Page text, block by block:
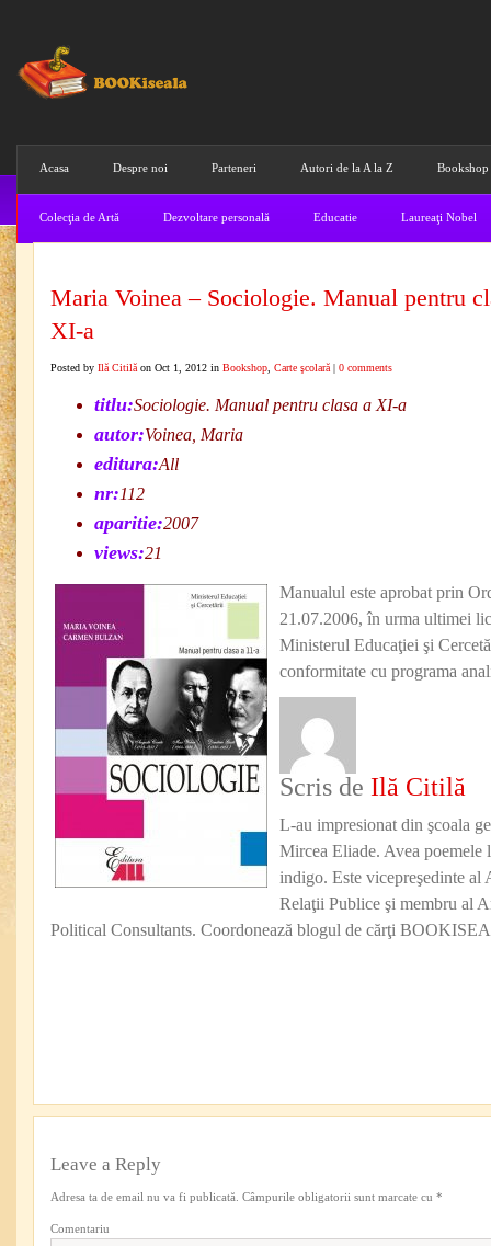
Acasa Despre noi Parteneri Autori de la A la Z Bookshop
Colecţia de Artă Dezvoltare personală Educatie Laureaţi Nobel
Maria Voinea – Sociologie. Manual pentru
XI-a
Posted by Ilă Citilă on Oct 1, 2012 in Bookshop Carte şcolară | 0 comments
titlu:Sociologie. Manual pentru clasa a XI-a
autor:Voinea, Maria
editura:All
nr:112
aparitie:2007
views:21
Manualul este aprobat prin
21.07.2006, în urma ultimei
Ministerul Educaţiei şi
conformitate cu programa
Scris de Ilă Citilă
L-au impresionat din şcoala
Mircea Eliade. Avea
indigo. Este vicepreşedinte al
Relaţii Publice şi membru al
Political Consultants. Coordonează blogul de cărţi
Leave a Reply
Adresa ta de email nu va fi publicată. Câmpurile obligatorii sunt marcate cu *
Comentariu